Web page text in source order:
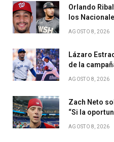
Orlando
los
AGOSTO 8, 2026
Lázaro
de la
AGOSTO 8, 2026
Zach Neto
“Si la
AGOSTO 8, 2026